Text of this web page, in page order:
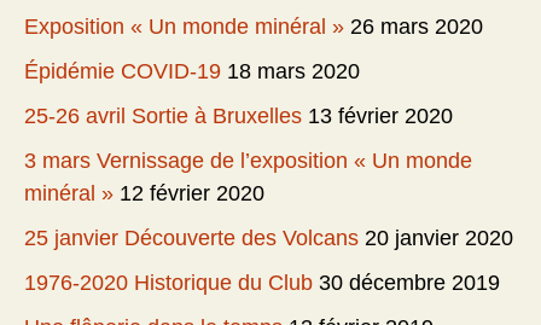
Exposition « Un monde minéral » 26 mars 2020
Épidémie COVID-19 18 mars 2020
25-26 avril Sortie à Bruxelles 13 février 2020
3 mars Vernissage de l’exposition « Un monde
minéral » 12 février 2020
25 janvier Découverte des Volcans 20 janvier 2020
1976-2020 Historique du Club 30 décembre 2019